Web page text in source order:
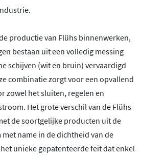
productie van Flühs binnenwerken,
bestaan uit een volledig messing
schijven (wit en bruin) vervaardigd
combinatie zorgt voor een opvallend
zowel het sluiten, regelen en
Het grote verschil van de Flühs
de soortgelijke producten uit de
met name in de dichtheid van de
unieke gepatenteerde feit dat enkel